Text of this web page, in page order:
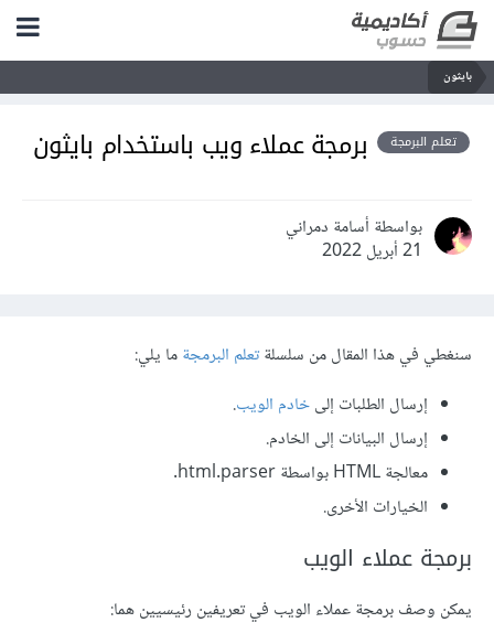
بايثون
تعلم البرمجة برمجة عملاء ويب باستخدام بايثون
بواسطة أسامة دمراني
21 أبريل 2022
سنغطي في هذا المقال من سلسلةتعلم البرمجةما يلي:
إرسال الطلبات إلىخادم الويب.
إرسال البيانات إلى الخادم.
معالجة HTML بواسطة html.parser.
الخيارات الأخرى.
برمجة عملاء الويب
يمكن وصف برمجة عملاء الويب في تعريفين رئيسيين هما: